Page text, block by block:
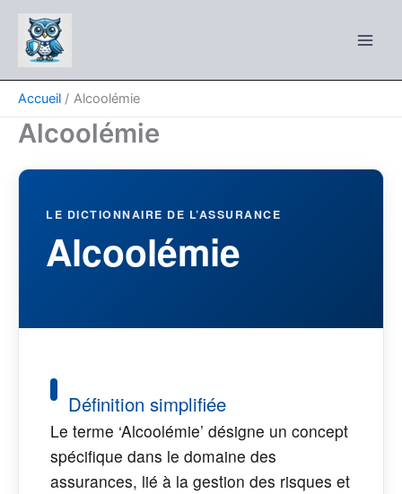
contenu
Accueil Alcoolémie
Alcoolémie
LE DICTIONNAIRE DE L’ASSURANCE
Alcoolémie
Définition simplifiée
Le terme ‘Alcoolémie’ désigne un concept
spécifique dans le domaine des
assurances, lié à la gestion des risques et